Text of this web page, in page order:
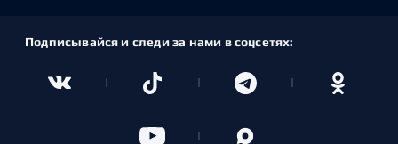
Подписывайся и следи за нами в соцсетях: